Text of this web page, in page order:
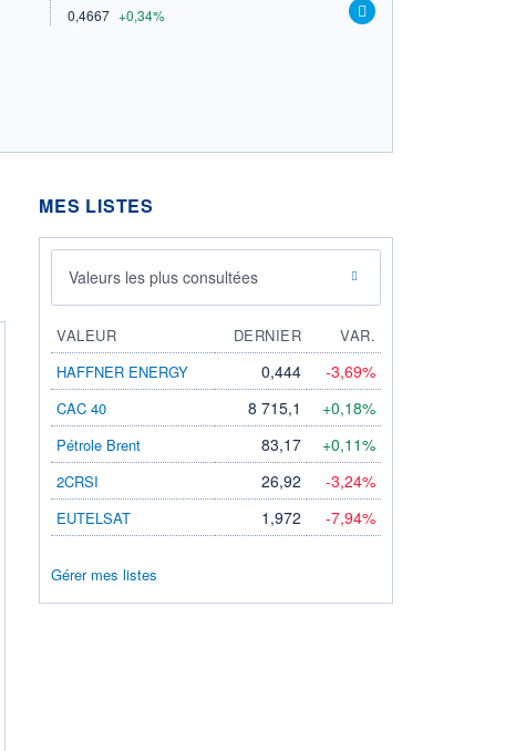
0,4667 +0,34%
MES LISTES
Valeurs les plus consultées
VALEUR DERNIER
VAR.
HAFFNER ENERGY
0,444 -3,69%
CAC 40 8 715,1 +0,18%
Pétrole Brent 83,17 +0,11%
2CRSI 26,92 -3,24%
EUTELSAT 1,972 -7,94%
Gérer mes listes